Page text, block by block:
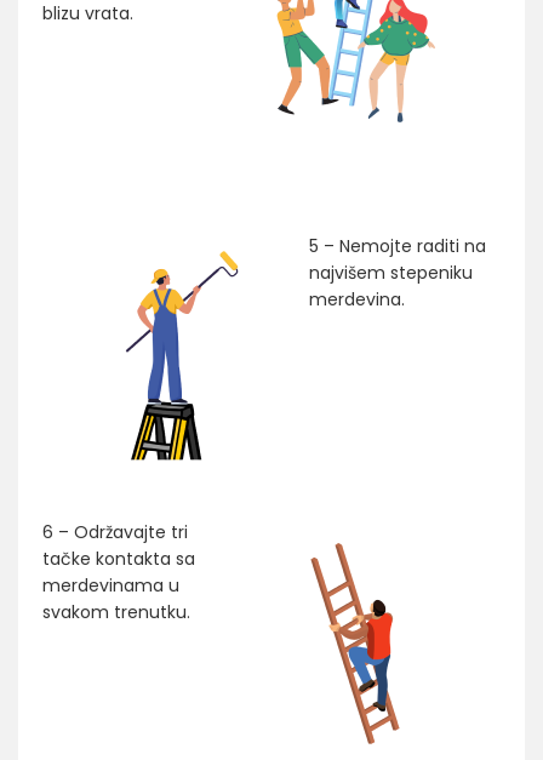
blizu vrata.
5 – Nemojte raditi na
najvišem stepeniku
merdevina.
6 – Održavajte tri
tačke kontakta sa
merdevinama u
svakom trenutku.